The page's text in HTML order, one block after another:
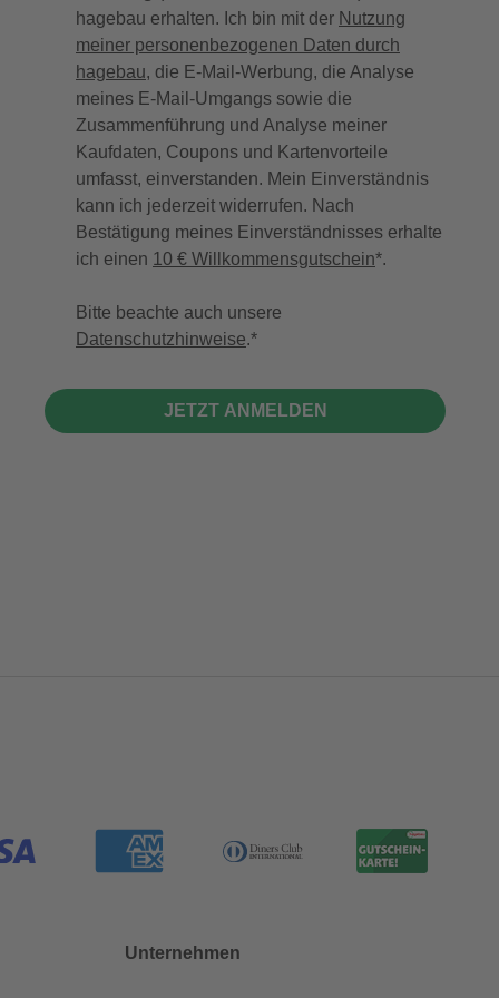
hagebau erhalten. Ich bin mit der Nutzung
meiner personenbezogenen Daten durch
hagebau, die E-Mail-Werbung, die Analyse
meines E-Mail-Umgangs sowie die
Zusammenführung und Analyse meiner
Kaufdaten, Coupons und Kartenvorteile
umfasst, einverstanden. Mein Einverständnis
kann ich jederzeit widerrufen. Nach
Bestätigung meines Einverständnisses erhalte
ich einen 10 € Willkommensgutschein*.
Bitte beachte auch unsere
Datenschutzhinweise.
JETZT ANMELDEN
Unternehmen